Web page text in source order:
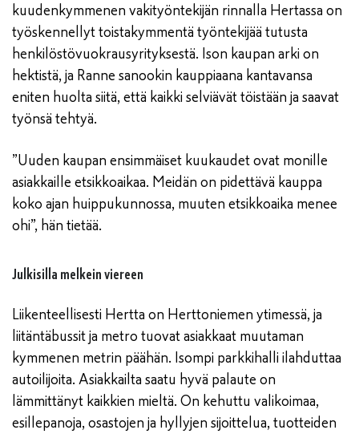
kuudenkymmenen vakityöntekijän rinnalla Hertassa on
työskennellyt toistakymmentä työntekijää tutusta
henkilöstövuokrausyrityksestä. Ison kaupan arki on
hektistä, ja Ranne sanookin kauppiaana kantavansa
eniten huolta siitä, että kaikki selviävät töistään ja saavat
työnsä tehtyä.
”Uuden kaupan ensimmäiset kuukaudet ovat monille
asiakkaille etsikkoaikaa. Meidän on pidettävä kauppa
koko ajan huippukunnossa, muuten etsikkoaika menee
ohi”, hän tietää.
Julkisilla melkein viereen
Liikenteellisesti Hertta on Herttoniemen ytimessä, ja
liitäntäbussit ja metro tuovat asiakkaat muutaman
kymmenen metrin päähän. Isompi parkkihalli ilahduttaa
autoilijoita. Asiakkailta saatu hyvä palaute on
lämmittänyt kaikkien mieltä. On kehuttu valikoimaa,
esillepanoja, osastojen ja hyllyjen sijoittelua, tuotteiden